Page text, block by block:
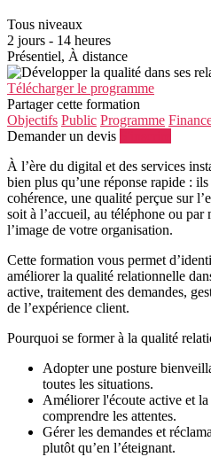
Tous niveaux
2 jours - 14 heures
Présentiel, À distance
Télécharger le programme
Partager cette formation
Objectifs Public Programme
Demander un devis
À l’ère du digital et des services
bien plus qu’une réponse rapide :
cohérence, une qualité perçue sur
soit à l’accueil, au téléphone ou
l’image de votre organisation.
Cette formation vous permet
améliorer la qualité relationnelle
active, traitement des demandes,
de l’expérience client.
Pourquoi se former à la qualité
Adopter une posture
toutes les situations.
Améliorer l'écoute active et
comprendre les attentes.
Gérer les demandes et
plutôt qu’en l’éteignant.